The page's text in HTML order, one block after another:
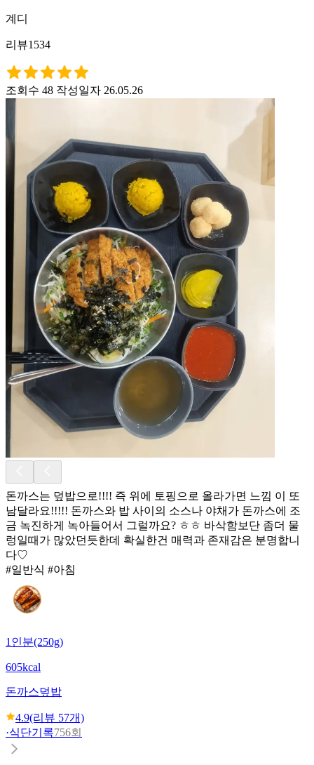
계디
리뷰1534
조회수 48 작성일자 26.05.26
돈까스는 덮밥으로!!!! 즉 위에 토핑으로 올라가면 느낌 이 또
남달라요!!!!! 돈까스와 밥 사이의 소스나 야채가 돈까스에 조
금 녹진하게 녹아들어서 그럴까요? ㅎㅎ 바삭함보단 좀더 물
렁일때가 많았던듯한데 확실한건 매력과 존재감은 분명합니
다♡
#일반식 #아침
1인분(250g)
605kcal
돈까스덮밥
4.9(리뷰 57개)
·식단기록756회